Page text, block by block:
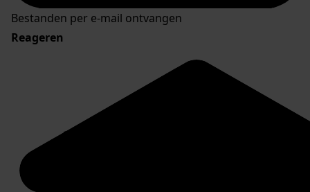
Bestanden per e-mail ontvangen
Reageren